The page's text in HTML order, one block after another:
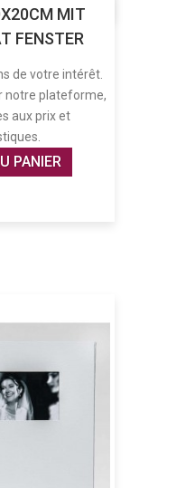
MIT
FENSTER
de votre intérêt.
notre plateforme,
aux prix et
PANIER